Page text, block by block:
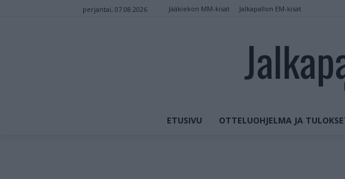
perjantai, 07.08.2026 Jääkiekon MM-kisat Jalkapallon EM-kisat
ETUSIVU OTTELUOHJELMA JA